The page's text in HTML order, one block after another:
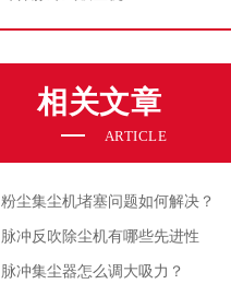
相关文章
ARTICLE
粉尘集尘机堵塞问题如何解决？
脉冲反吹除尘机有哪些先进性
脉冲集尘器怎么调大吸力？